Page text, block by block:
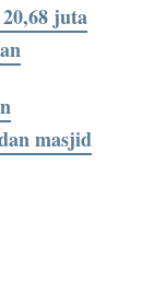
juta
masjid